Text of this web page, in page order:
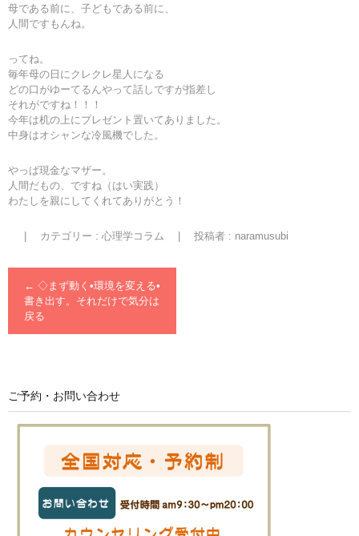
母である前に、子どもである前に、
人間ですもんね。
ってね。
毎年母の日にクレクレ星人になる
どの口がゆーてるんやって話しですが指差し
それがですね！！！
今年は机の上にプレゼント置いてありました。
中身はオシャンな冷風機でした。
やっぱ現金なマザー。
人間だもの、ですね（はい実践）
わたしを親にしてくれてありがとう！
カテゴリー : 心理学コラム 投稿者 : naramusubi
← ◇まず動く•環境を変える•
書き出す。それだけで気分は
戻る
ご予約・お問い合わせ